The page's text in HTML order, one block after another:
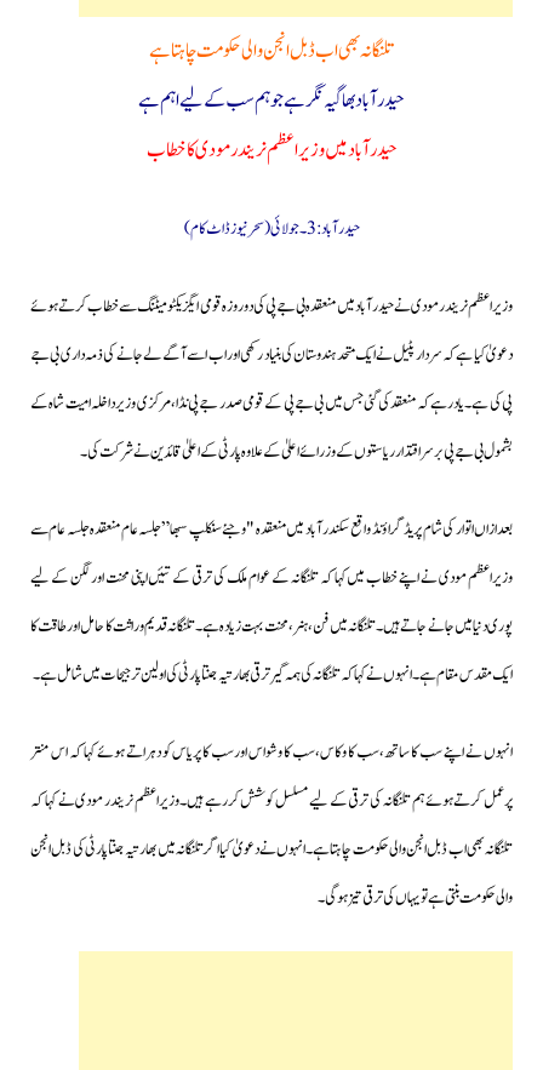
تلنگانہ بھی اب ڈبل انجن والی حکومت چاہتا ہے
حیدرآباد بھاگیہ نگر ہے جو ہم سب کے لیے اہم ہے
حیدرآباد میں وزیراعظم نریندرمودی کا خطاب
حیدرآباد:3۔جولائی(سحرنیوزڈاٹ کام)
وزیراعظم نریندرمودی نے حیدرآباد میں منعقدہ بی جے پی کی دو روزہ قومی ایگزیکٹو میٹنگ سےخطاب کرتےہوئے
دعویٰ کیا ہے کہ سردار پٹیل نے ایک متحد ہندوستان کی بنیاد رکھی اور اب اسے آگے لے جانے کی ذمہ داری بی جے
پی کی ہے۔یاد رہے کہ منعقد کی گئی جس میں بی جے پی کے قومی صدر جے پی نڈا،مرکزی وزیر داخلہ امیت شاہ کے
بشمول بی جے پی برسراقتدار ریاستوں کے وزرائے اعلیٰ کے علاوہ پارٹی کے اعلیٰ قائدین نے شرکت کی۔
بعدازاں اتوار کی شام پریڈ گراؤنڈ واقع سکندرآباد میں منعقدہ "وجئے سنکلپ سبھا”جلسہ عام منعقدہ جلسہ عام سے
وزیراعظم مودی نے اپنے خطاب میں کہا کہ تلنگانہ کے عوام ملک کی ترقی کے تئیں اپنی محنت اور لگن کے لیے
پوری دنیا میں جانے جاتے ہیں۔تلنگانہ میں فن، ہنر، محنت بہت زیادہ ہے۔تلنگانہ قدیم وراثت کا حامل اور طاقت کا
ایک مقدس مقام ہے۔انہوں نے کہا کہ تلنگانہ کی ہمہ گیر ترقی بھارتیہ جنتا پارٹی کی اولین ترجیحات میں شامل ہے۔
انہوں نے اپنے سب کا ساتھ،سب کا وکاس،سب کا وشواس اور سب کا پریاس کو دہراتے ہوئے کہا کہ اس منتر
پرعمل کرتے ہوئےہم تلنگانہ کی ترقی کے لیے مسلسل کوشش کررہے ہیں۔وزیراعظم نریندر مودی نے کہا کہ
تلنگانہ بھی اب ڈبل انجن والی حکومت چاہتا ہے۔انہوں نے دعویٰ کیا اگر تلنگانہ میں بھارتیہ جنتا پارٹی کی ڈبل انجن
والی حکومت بنتی ہے تو یہاں کی ترقی تیز ہوگی۔